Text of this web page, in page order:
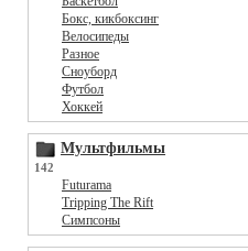
Бокс, кикбоксинг
Велосипеды
Разное
Сноуборд
Футбол
Хоккей
Мультфильмы
142
Futurama
Tripping The Rift
Симпсоны